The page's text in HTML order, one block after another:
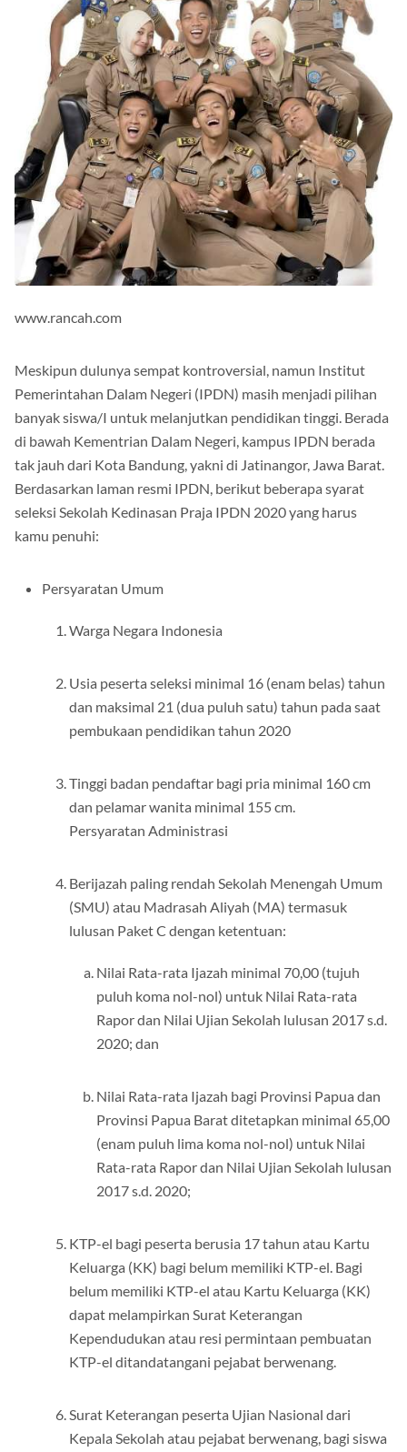
www.rancah.com
Meskipun dulunya sempat kontroversial, namun Institut
Pemerintahan Dalam Negeri (IPDN) masih menjadi pilihan
banyak siswa/I untuk melanjutkan pendidikan tinggi. Berada
di bawah Kementrian Dalam Negeri, kampus IPDN berada
tak jauh dari Kota Bandung, yakni di Jatinangor, Jawa Barat.
Berdasarkan laman resmi IPDN, berikut beberapa syarat
seleksi Sekolah Kedinasan Praja IPDN 2020 yang harus
kamu penuhi:
Persyaratan Umum
Warga Negara Indonesia
Usia peserta seleksi minimal 16 (enam belas) tahun
dan maksimal 21 (dua puluh satu) tahun pada saat
pembukaan pendidikan tahun 2020
Tinggi badan pendaftar bagi pria minimal 160 cm
dan pelamar wanita minimal 155 cm.
Persyaratan Administrasi
Berijazah paling rendah Sekolah Menengah Umum
(SMU) atau Madrasah Aliyah (MA) termasuk
lulusan Paket C dengan ketentuan:
Nilai Rata-rata Ijazah minimal 70,00 (tujuh
puluh koma nol-nol) untuk Nilai Rata-rata
Rapor dan Nilai Ujian Sekolah lulusan 2017 s.d.
2020; dan
Nilai Rata-rata Ijazah bagi Provinsi Papua dan
Provinsi Papua Barat ditetapkan minimal 65,00
(enam puluh lima koma nol-nol) untuk Nilai
Rata-rata Rapor dan Nilai Ujian Sekolah lulusan
2017 s.d. 2020;
KTP-el bagi peserta berusia 17 tahun atau Kartu
Keluarga (KK) bagi belum memiliki KTP-el. Bagi
belum memiliki KTP-el atau Kartu Keluarga (KK)
dapat melampirkan Surat Keterangan
Kependudukan atau resi permintaan pembuatan
KTP-el ditandatangani pejabat berwenang.
Surat Keterangan peserta Ujian Nasional dari
Kepala Sekolah atau pejabat berwenang, bagi siswa